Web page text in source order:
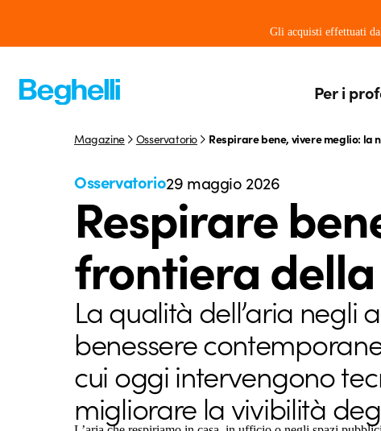
Gli acquisti effettuati
Per i
Magazine Osservatorio Respirare bene, vivere meglio: la
Osservatorio29 maggio 2026
Respirare
frontiera
La qualità dell’aria negli
benessere
cui oggi intervengono
migliorare la vivibilità